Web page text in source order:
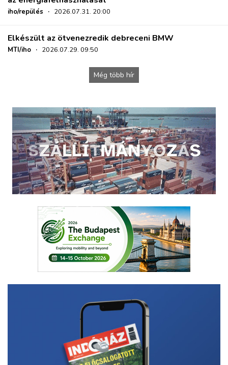
iho/repülés · 2026.07.31. 20:00
Elkészült az ötvenezredik debreceni BMW
MTI/iho · 2026.07.29. 09:50
Még több hír